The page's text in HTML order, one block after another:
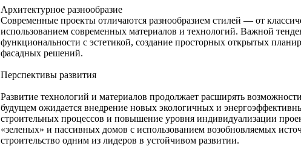
Архитектурное разнообразие
Современные проекты отличаются разнообразием стилей — от
использованием современных материалов и технологий. Важной
функциональности с эстетикой, создание просторных открытых
фасадных решений.
Перспективы развития
Развитие технологий и материалов продолжает расширять
будущем ожидается внедрение новых экологичных и
строительных процессов и повышение уровня индивидуализации
«зеленых» и пассивных домов с использованием возобновляемых
строительство одним из лидеров в устойчивом развитии.